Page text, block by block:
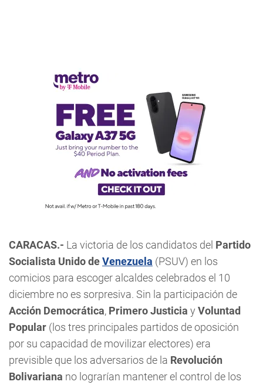
CARACAS.- La victoria de los candidatos del Partido
Socialista Unido deVenezuela (PSUV) en los
comicios para escoger alcaldes celebrados el 10
diciembre no es sorpresiva. Sin la participación de
Acción Democrática, Primero Justicia y Voluntad
Popular (los tres principales partidos de oposición
por su capacidad de movilizar electores) era
previsible que los adversarios de la Revolución
Bolivariana no lograrían mantener el control de los